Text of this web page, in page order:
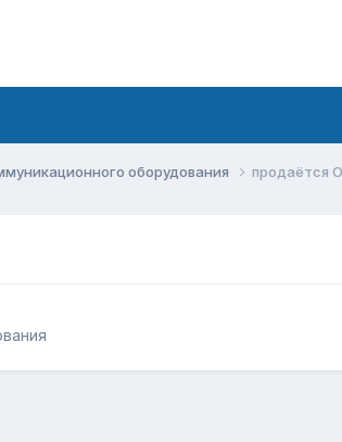
оборудования продаётся